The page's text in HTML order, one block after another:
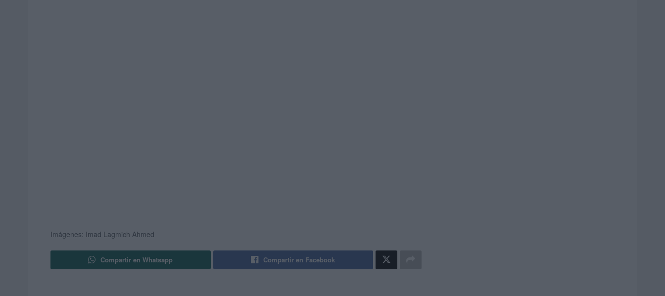
Imágenes: Imad Lagmich Ahmed
Compartir en Whatsapp Compartir en Facebook